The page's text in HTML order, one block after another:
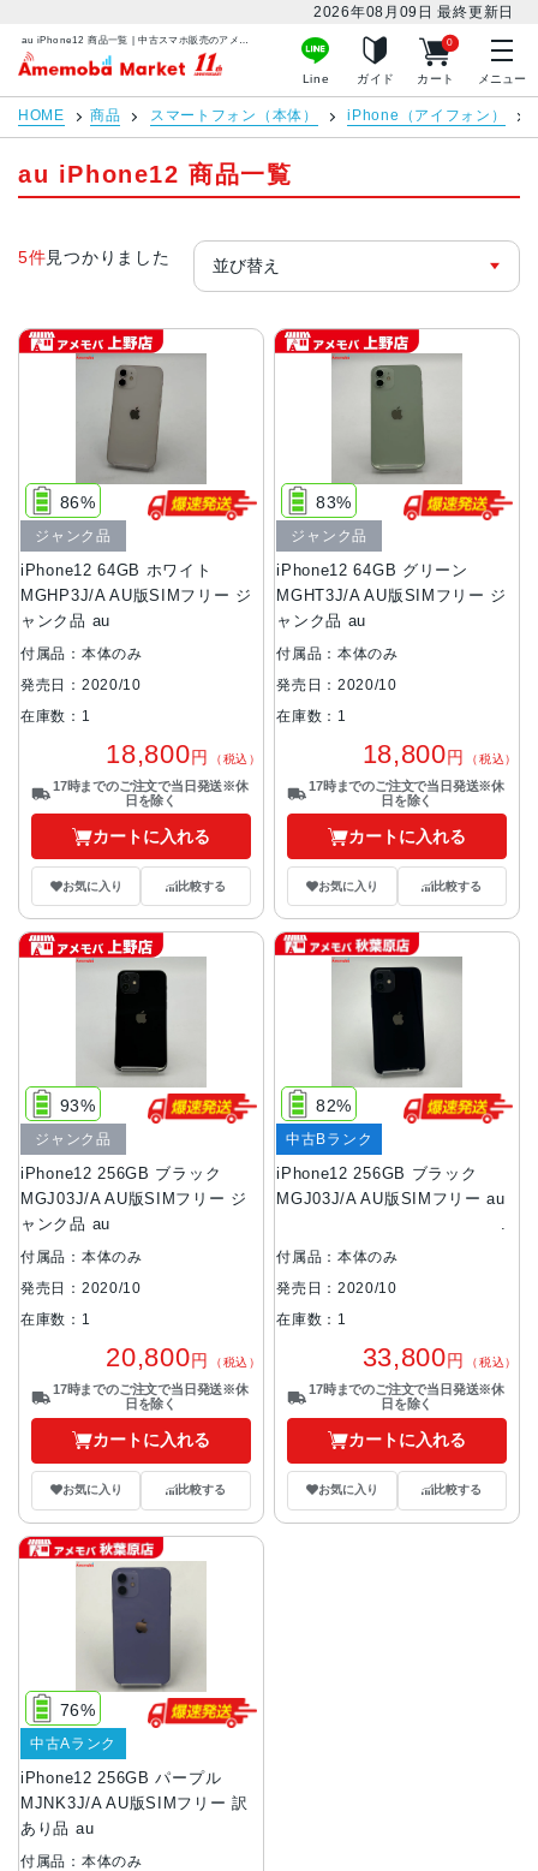
2026年08月09日 最終更新日
アメモバマーケット
Line ガイド カート
0
メニュー
HOME 商品 スマートフォン（本体） iPhone（アイフォン）
au iPhone12 商品一覧
5件見つかりました
iPhone12 64GB ホワイト
MGHP3J/A AU版SIMフリー ジ
ャンク品 au
86%
ジャンク品
付属品：本体のみ
発売日：2020/10
在庫数：1
18,800円 （税込）
17時までのご注文で当日発送※休
日を除く
カートに入れる
お気に入り 比較する
iPhone12 64GB グリーン
MGHT3J/A AU版SIMフリー ジ
ャンク品 au
83%
ジャンク品
付属品：本体のみ
発売日：2020/10
在庫数：1
18,800円 （税込）
17時までのご注文で当日発送※休
日を除く
カートに入れる
お気に入り 比較する
iPhone12 256GB ブラック
MGJ03J/A AU版SIMフリー ジ
ャンク品 au
93%
ジャンク品
付属品：本体のみ
発売日：2020/10
在庫数：1
20,800円 （税込）
17時までのご注文で当日発送※休
日を除く
カートに入れる
お気に入り 比較する
iPhone12 256GB ブラック
MGJ03J/A AU版SIMフリー au
82%
中古Bランク
付属品：本体のみ
発売日：2020/10
在庫数：1
33,800円 （税込）
17時までのご注文で当日発送※休
日を除く
カートに入れる
お気に入り 比較する
iPhone12 256GB パープル
MJNK3J/A AU版SIMフリー 訳
あり品 au
76%
中古Aランク
付属品：本体のみ